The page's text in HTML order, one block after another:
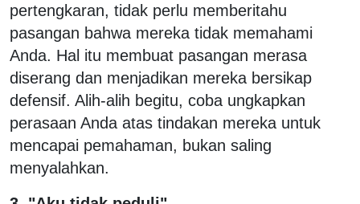
pertengkaran, tidak perlu memberitahu
pasangan bahwa mereka tidak memahami
Anda. Hal itu membuat pasangan merasa
diserang dan menjadikan mereka bersikap
defensif. Alih-alih begitu, coba ungkapkan
perasaan Anda atas tindakan mereka untuk
mencapai pemahaman, bukan saling
menyalahkan.